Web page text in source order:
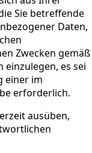
Sie betreffende
Daten,
Zwecken gemäß
es sei
einer im
erforderlich.
ausüben,